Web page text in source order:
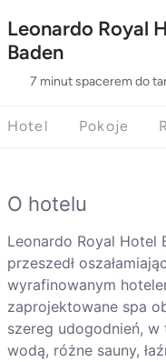
Leonardo Royal
Baden
7 minut spacerem do
Hotel Pokoje
O hotelu
Leonardo Royal Hotel
przeszedł
wyrafinowanym
zaprojektowane spa
szereg udogodnień,
wodą, różne sauny,